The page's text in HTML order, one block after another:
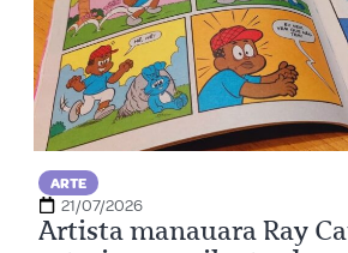
ARTE
21/07/2026
Artista manauara Ray